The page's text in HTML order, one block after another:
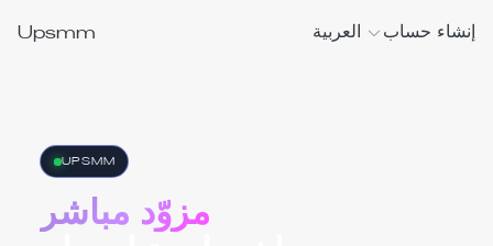
Upsmm العربية إنشاء حساب
UPSMM
مزوّد مباشر